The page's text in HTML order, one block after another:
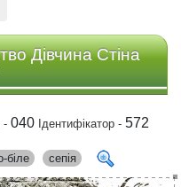
Дівчина Стіна
-040 Ідентифікатор -572
біле сепія